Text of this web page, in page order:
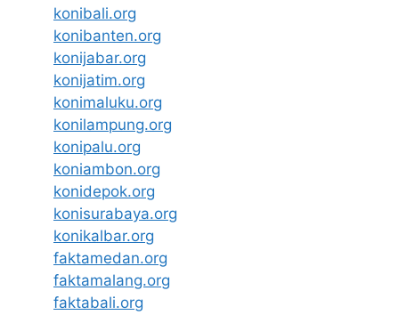
konibali.org
konibanten.org
konijabar.org
konijatim.org
konimaluku.org
konilampung.org
konipalu.org
koniambon.org
konidepok.org
konisurabaya.org
konikalbar.org
faktamedan.org
faktamalang.org
faktabali.org